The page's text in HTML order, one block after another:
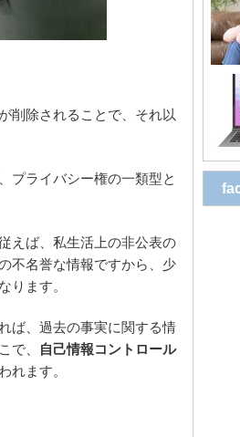
削除されることで、それ以
プライバシー権の一類型と
えば、私生活上の非公表の
不名誉な情報ですから、少
ります。
ば、過去の事実に関する情
で、
自己情報コントロール
れます。